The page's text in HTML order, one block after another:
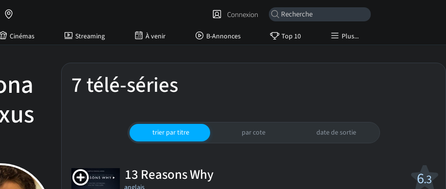
Cinémas Streaming À venir B-Annonces Top 10 Plus...
Connexion
7 télé-séries
trier par titre par cote date de sortie
6.3
13 Reasons Why